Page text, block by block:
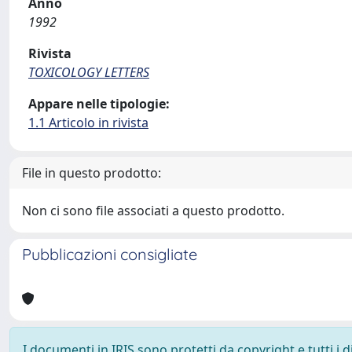
1992
Rivista
TOXICOLOGY LETTERS
Appare nelle tipologie:
1.1 Articolo in rivista
File in questo prodotto:
Non ci sono file associati a questo prodotto.
Pubblicazioni consigliate